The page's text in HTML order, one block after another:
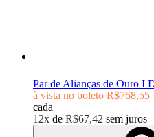
Par de Alianças de Ouro I
à vista no boleto R$768,55
cada
12x de R$67,42 sem juros